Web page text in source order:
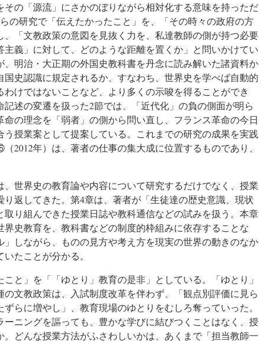
の「源流」にさかのぼりながら相対化する意味を持っただ
の研究で「伝えたかったこと」を、「その時々の政府の方
「文教政策の意図を見抜く力を、私達教師の側が持つ必要
義」に対して、どのような距離を置くか」と問いかけてい
、明治・大正期の外国史教科書を丹念に読み解いた諸資料か
国史認識に規定されるか、すなわち、世界史を学べば自動的
けではないことなど、より多くの示唆を得ることができ
記述の変遷を扱った2節では、「近代化」の負の側面が明ら
の理念を「弱者」の側から問い直し、フランス革命の今日
授業案として提案している。これまでの研究の成果を実践
2012年）は、著者の仕事の集大成に位置するものであり、
世界史の教育論や内容について研究するだけでなく、授業
返してきた。第4章は、著者が「生徒達の歴史意識、現状
り組んできた授業日誌や教科通信などの試みを扱う。本章
史教育を、教科書などの制度的枠組みに依存することな
」しながら、ものの見方や考え方を現実の世界の動きのなか
たことが分かる。
と」を「「ゆとり」教育の是非」としている。「ゆとり」
文教政策は、入試制度改革を伴わず、「観点別評価に見ら
らに増やし」、教育現場のゆとりをむしろ奪っていった。
ーニングを謳っても、豊かな学びに結びつくことはなく、授
どんな授業方法がふさわしいかは、あくまで「担当教師一